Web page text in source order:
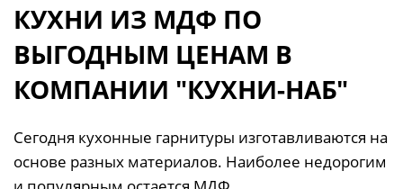
КУХНИ ИЗ МДФ ПО
ВЫГОДНЫМ ЦЕНАМ В
КОМПАНИИ "КУХНИ-НАБ"
Сегодня кухонные гарнитуры изготавливаются на
основе разных материалов. Наиболее недорогим